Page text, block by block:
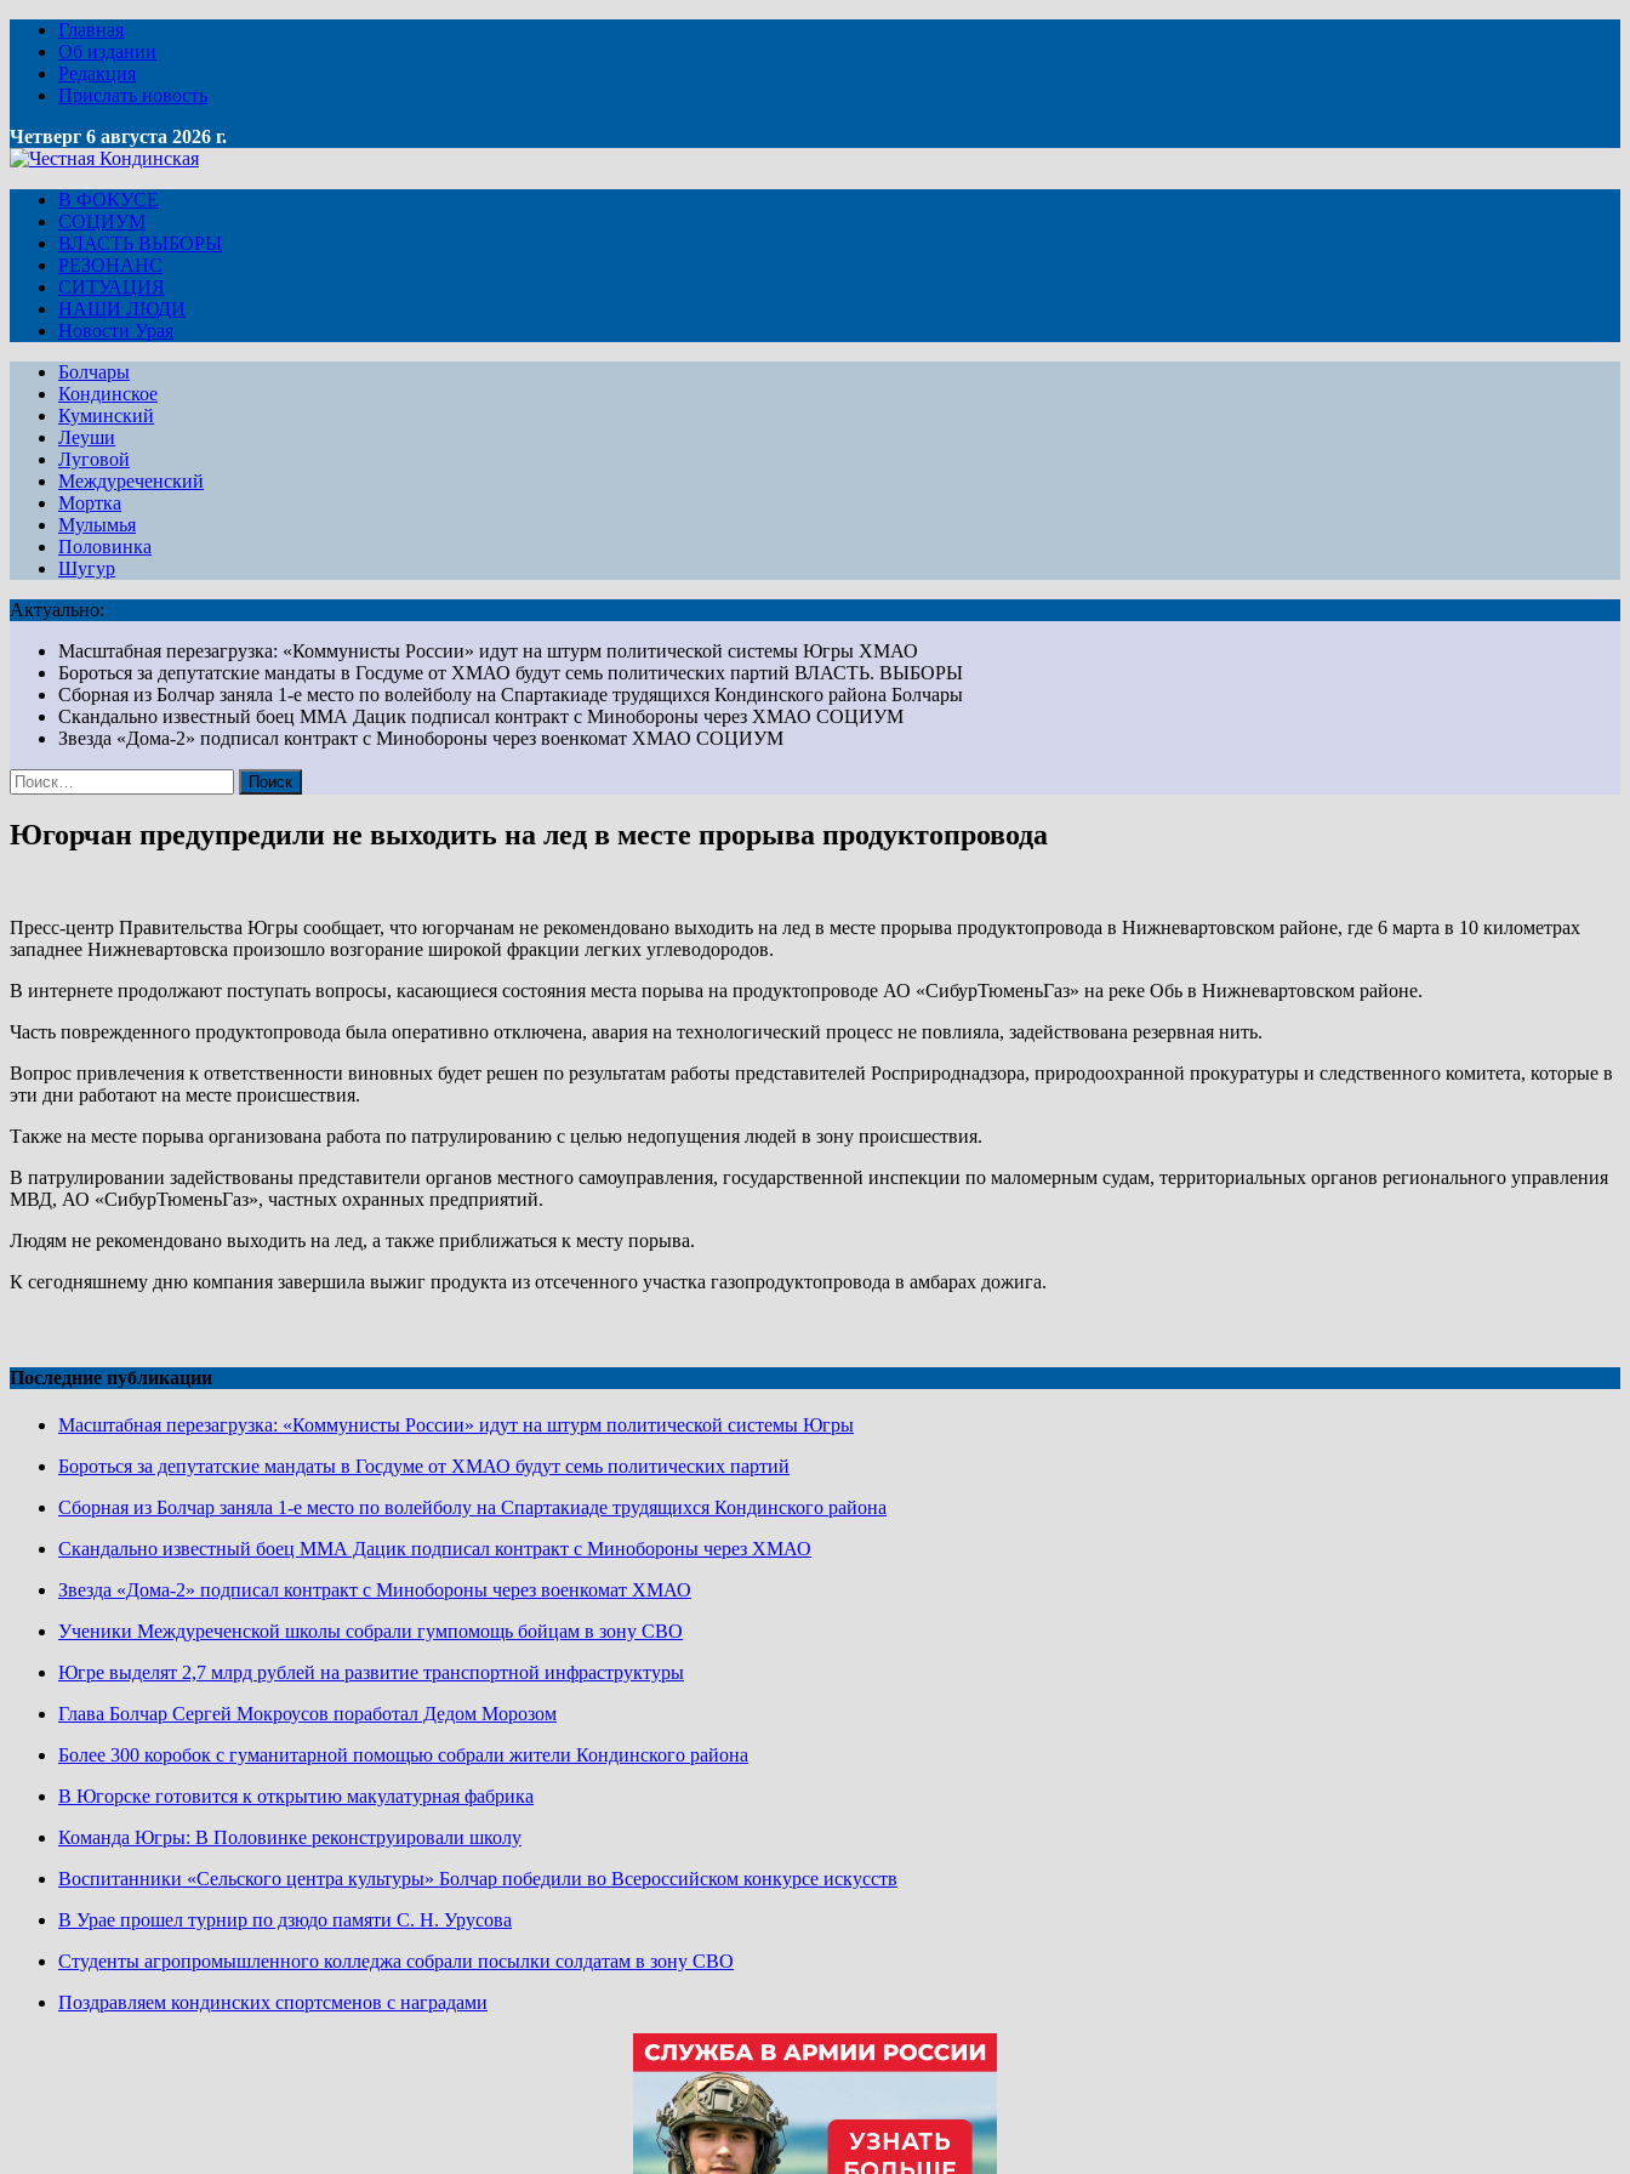
Главная
Об издании
Редакция
Прислать новость
Четверг 6 августа 2026 г.
В ФОКУСЕ
СОЦИУМ
ВЛАСТЬ ВЫБОРЫ
РЕЗОНАНС
СИТУАЦИЯ
НАШИ ЛЮДИ
Новости Урая
Болчары
Кондинское
Куминский
Леуши
Луговой
Междуреченский
Мортка
Мулымья
Половинка
Шугур
Актуально:
Масштабная перезагрузка: «Коммунисты России» идут на штурм политической системы Югры ХМАО
Бороться за депутатские мандаты в Госдуме от ХМАО будут семь политических партий ВЛАСТЬ. ВЫБОРЫ
Сборная из Болчар заняла 1-е место по волейболу на Спартакиаде трудящихся Кондинского района Болчары
Скандально известный боец ММА Дацик подписал контракт с Минобороны через ХМАО СОЦИУМ
Звезда «Дома-2» подписал контракт с Минобороны через военкомат ХМАО СОЦИУМ
Найти:
Югорчан предупредили не выходить на лед в месте прорыва продуктопровода
Пресс-центр Правительства Югры сообщает, что югорчанам не рекомендовано выходить на лед в месте прорыва продуктопровода в Нижневартовском районе, где 6 марта в 10 километрах
западнее Нижневартовска произошло возгорание широкой фракции легких углеводородов.
В интернете продолжают поступать вопросы, касающиеся состояния места порыва на продуктопроводе АО «СибурТюменьГаз» на реке Обь в Нижневартовском районе.
Часть поврежденного продуктопровода была оперативно отключена, авария на технологический процесс не повлияла, задействована резервная нить.
Вопрос привлечения к ответственности виновных будет решен по результатам работы представителей Росприроднадзора, природоохранной прокуратуры и следственного комитета, которые в
эти дни работают на месте происшествия.
Также на месте порыва организована работа по патрулированию с целью недопущения людей в зону происшествия.
В патрулировании задействованы представители органов местного самоуправления, государственной инспекции по маломерным судам, территориальных органов регионального управления
МВД, АО «СибурТюменьГаз», частных охранных предприятий.
Людям не рекомендовано выходить на лед, а также приближаться к месту порыва.
К сегодняшнему дню компания завершила выжиг продукта из отсеченного участка газопродуктопровода в амбарах дожига.
Последние публикации
Масштабная перезагрузка: «Коммунисты России» идут на штурм политической системы Югры
Бороться за депутатские мандаты в Госдуме от ХМАО будут семь политических партий
Сборная из Болчар заняла 1-е место по волейболу на Спартакиаде трудящихся Кондинского района
Скандально известный боец ММА Дацик подписал контракт с Минобороны через ХМАО
Звезда «Дома-2» подписал контракт с Минобороны через военкомат ХМАО
Ученики Междуреченской школы собрали гумпомощь бойцам в зону СВО
Югре выделят 2,7 млрд рублей на развитие транспортной инфраструктуры
Глава Болчар Сергей Мокроусов поработал Дедом Морозом
Более 300 коробок с гуманитарной помощью собрали жители Кондинского района
В Югорске готовится к открытию макулатурная фабрика
Команда Югры: В Половинке реконструировали школу
Воспитанники «Сельского центра культуры» Болчар победили во Всероссийском конкурсе искусств
В Урае прошел турнир по дзюдо памяти С. Н. Урусова
Студенты агропромышленного колледжа собрали посылки солдатам в зону СВО
Поздравляем кондинских спортсменов с наградами